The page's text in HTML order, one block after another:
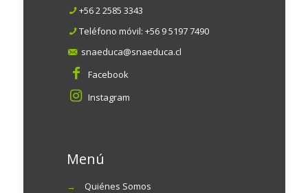
+56 2 2585 3343
Teléfono móvil: +56 9 5197 7490
snaeduca@snaeduca.cl
Facebook
Instagram
Menú
→
Quiénes Somos